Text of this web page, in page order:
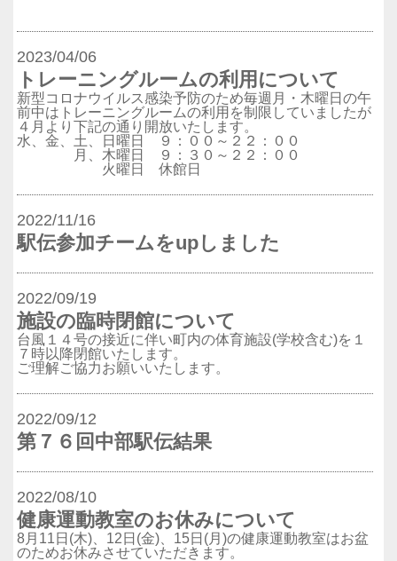
2023/04/06
トレーニングルームの利用について
新型コロナウイルス感染予防のため毎週月・木曜日の午
前中はトレーニングルームの利用を制限していましたが
４月より下記の通り開放いたします。
水、金、土、日曜日 ９：００～２２：００
月、木曜日 ９：３０～２２：００
火曜日 休館日
2022/11/16
駅伝参加チームをupしました
2022/09/19
施設の臨時閉館について
台風１４号の接近に伴い町内の体育施設(学校含む)を１
７時以降閉館いたします。
ご理解ご協力お願いいたします。
2022/09/12
第７６回中部駅伝結果
2022/08/10
健康運動教室のお休みについて
8月11日(木)、12日(金)、15日(月)の健康運動教室はお盆
のためお休みさせていただきます。